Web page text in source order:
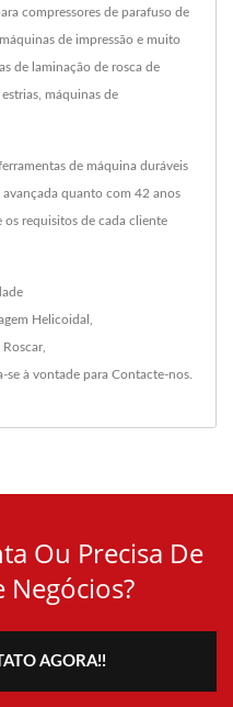
compressores de parafuso de
de impressão e muito
de laminação de rosca de
máquinas de
de máquina duráveis
quanto com 42 anos
os requisitos de cada cliente
Helicoidal
,
se à vontade para Contacte-nos
Ou Precisa De
Negócios?
AGORA!!